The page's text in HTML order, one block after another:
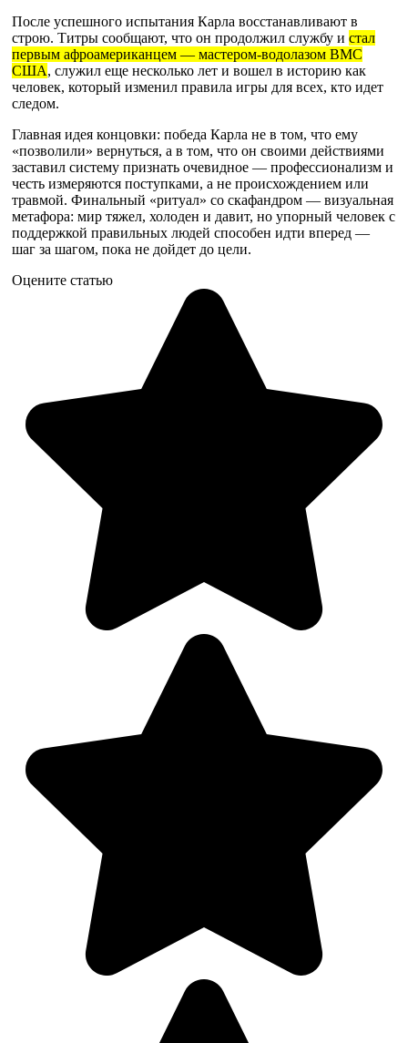
После успешного испытания Карла восстанавливают в
строю. Титры сообщают, что он продолжил службу и стал
первым афроамериканцем — мастером-водолазом ВМС
США, служил еще несколько лет и вошел в историю как
человек, который изменил правила игры для всех, кто идет
следом.
Главная идея концовки: победа Карла не в том, что ему
«позволили» вернуться, а в том, что он своими действиями
заставил систему признать очевидное — профессионализм и
честь измеряются поступками, а не происхождением или
травмой. Финальный «ритуал» со скафандром — визуальная
метафора: мир тяжел, холоден и давит, но упорный человек с
поддержкой правильных людей способен идти вперед —
шаг за шагом, пока не дойдет до цели.
Оцените статью